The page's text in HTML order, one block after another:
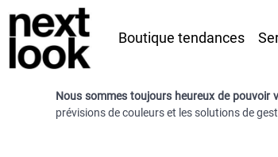
Boutique tendances
Nous sommes toujours heureux de pouvoir
prévisions de couleurs et les solutions de